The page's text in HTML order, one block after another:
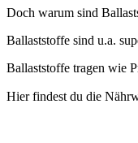
Doch warum sind
Ballaststoffe sind u.a.
Ballaststoffe tragen wie
Hier findest du die